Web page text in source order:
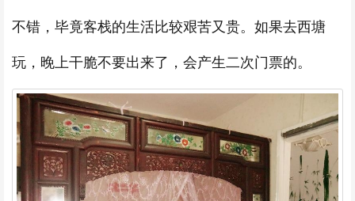
不错，毕竟客栈的生活比较艰苦又贵。如果去西塘
玩，晚上干脆不要出来了，会产生二次门票的。